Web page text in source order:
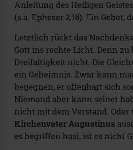
Anleitung des Heiligen
(s.a. Epheser 2,18). Ein Gebet,
Letztlich rückt das
Gott ins rechte Licht. Denn zu
Dreifaltigkeit nicht. Die
ein Geheimnis. Zwar kann
begegnen, er offenbart sich
Niemand aber kann seiner
nicht mit dem Verstand. Oder
Kirchenvater Augustinus
es begriffen hast, ist es nicht